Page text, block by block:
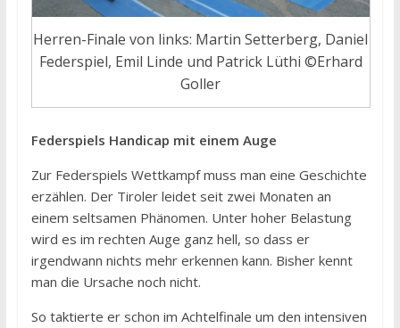
Herren-Finale von links: Martin Setterberg, Daniel
Federspiel, Emil Linde und Patrick Lüthi ©Erhard
Goller
Federspiels Handicap mit einem Auge
Zur Federspiels Wettkampf muss man eine Geschichte
erzählen. Der Tiroler leidet seit zwei Monaten an
einem seltsamen Phänomen. Unter hoher Belastung
wird es im rechten Auge ganz hell, so dass er
irgendwann nichts mehr erkennen kann. Bisher kennt
man die Ursache noch nicht.
So taktierte er schon im Achtelfinale um den intensiven